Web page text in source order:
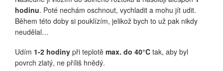
hodinu. Poté nechám oschnout, vychladit a mohu jít udit.
Během této doby si pouklízím, jelikož bych to už pak nikdy
neudělal…
Udím 1-2 hodiny při teplotě max. do 40°C tak, aby byl
povrch zlatý, ne příliš hnědý.